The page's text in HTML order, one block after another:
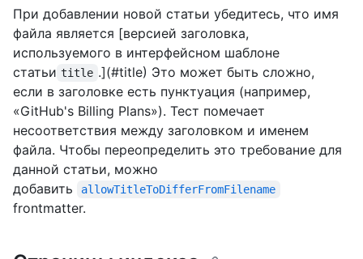
При добавлении новой статьи убедитесь, что имя
файла является [версией заголовка,
используемого в интерфейсном шаблоне
статьи title .](#title) Это может быть сложно,
если в заголовке есть пунктуация (например,
«GitHub's Billing Plans»). Тест помечает
несоответствия между заголовком и именем
файла. Чтобы переопределить это требование для
данной статьи, можно
добавить
allowTitleToDifferFromFilename
frontmatter.